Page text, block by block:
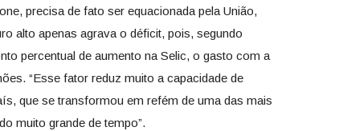
precisa de fato ser equacionada pela União,
alto apenas agrava o déficit, pois, segundo
percentual de aumento na Selic, o gasto com a
“Esse fator reduz muito a capacidade de
que se transformou em refém de uma das mais
muito grande de tempo”.